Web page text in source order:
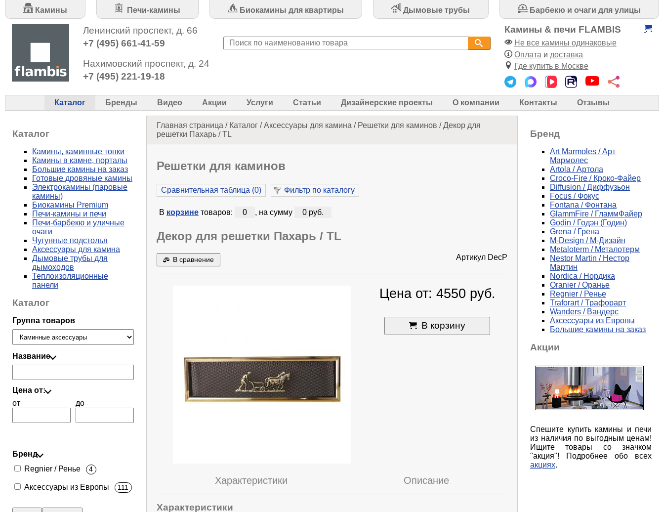
Камины Печи-камины Биокамины для квартиры Дымовые трубы Барбекю и очаги для улицы
Ленинский проспект, д. 66
+7 (495) 661-41-59
Нахимовский проспект, д. 24
+7 (495) 221-19-18
Камины & печи FLAMBIS
Не все камины одинаковые
Оплата и доставка
Где купить в Москве
Каталог Бренды Видео Акции Услуги Статьи Дизайнерские проекты О компании Контакты Отзывы
Главная страница / Каталог /Аксессуары для камина / Решетки для каминов /Декор для
решетки Пахарь / TL
Решетки для каминов
Сравнительная таблица (0) Фильтр по каталогу
В корзинетоваров: 0 , на сумму 0 руб.
Декор для решетки Пахарь / TL
В сравнение Артикул DecP
Цена от: 4550 руб.
В корзину
Характеристики Описание
Характеристики
Каталог
Камины, каминные топки
Камины в камне, порталы
Большие камины на заказ
Готовые дровяные камины
Электрокамины (паровые
камины)
Биокамины Premium
Печи-камины и печи
Печи-барбекю и уличные
очаги
Чугунные подстолья
Аксессуары для камина
Дымовые трубы для
дымоходов
Теплоизоляционные
панели
Каталог
Группа товаров
Название
Цена от:
от
до
Бренд
Regnier / Ренье
4
Аксессуары из Европы 111
Бренд
Art Marmoles / Арт
Мармолес
Artola / Артола
Croco-Fire / Кроко-Файер
Diffusion / Диффузьон
Focus / Фокус
Fontana / Фонтана
GlammFire / ГламмФайер
Godin / Годэн (Годин)
Grena / Грена
M-Design / М-Дизайн
Metaloterm / Металотерм
Nestor Martin / Нестор
Мартин
Nordica / Нордика
Oranier / Оранье
Regnier / Ренье
Traforart / Трафорарт
Wanders / Вандерс
Аксессуары из Европы
Большие камины на заказ
Акции
Спешите купить камины и печи
из наличия по выгодным ценам!
Ищите товары со значком
"акция"! Подробнее обо всех
акциях.